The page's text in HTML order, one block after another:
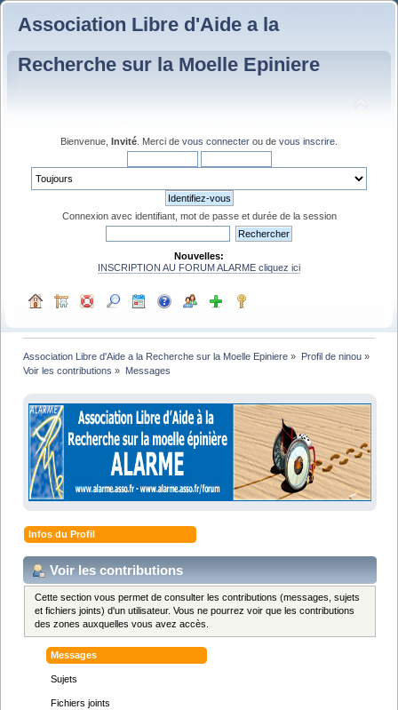
Association Libre d'Aide a la
Recherche sur la Moelle Epiniere
Bienvenue, Invité . Merci de vous connecter ou de vous inscrire
Connexion avec identifiant, mot de passe et durée de la session
Nouvelles:
INSCRIPTION AU FORUM ALARME cliquez ici
Association Libre d'Aide a la Recherche sur la Moelle Epiniere » Profil de ninou»
Voir les contributions » Messages
Infos du Profil
Voir les contributions
Cette section vous permet de consulter les contributions (messages, sujets
et fichiers joints) d'un utilisateur. Vous ne pourrez voir que les contributions
des zones auxquelles vous avez accès.
Messages
Sujets
Fichiers joints